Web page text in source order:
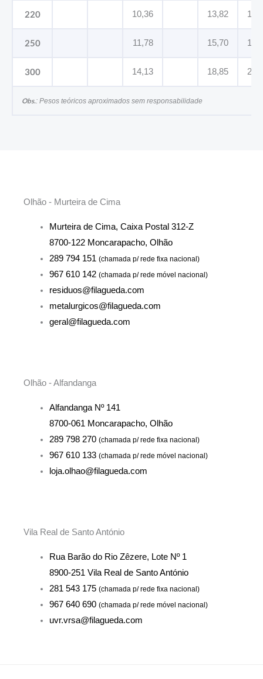
220 10,36 13,82
250 11,78 15,70
300 14,13 18,85
Obs.: Pesos teóricos aproximados sem responsabilidade
Olhão - Murteira de Cima
Murteira de Cima, Caixa Postal 312-Z
8700-122 Moncarapacho, Olhão
289 794 151 (chamada p/ rede fixa nacional)
967 610 142 (chamada p/ rede móvel nacional)
residuos@filagueda.com
metalurgicos@filagueda.com
geral@filagueda.com
Olhão - Alfandanga
Alfandanga Nº 141
8700-061 Moncarapacho, Olhão
289 798 270 (chamada p/ rede fixa nacional)
967 610 133 (chamada p/ rede móvel nacional)
loja.olhao@filagueda.com
Vila Real de Santo António
Rua Barão do Rio Zêzere, Lote Nº 1
8900-251 Vila Real de Santo António
281 543 175 (chamada p/ rede fixa nacional)
967 640 690 (chamada p/ rede móvel nacional)
uvr.vrsa@filagueda.com